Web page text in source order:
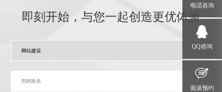
即刻开始，与您一起创造更优体验
电话咨询
QQ咨询
面谈预约